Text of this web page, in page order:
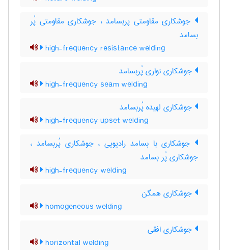
جوشکاری مقاومتی پربسامد ، جوشکاری مقاومتی پُر
بسامد
high-frequency resistance welding
جوشکاری نواری پُربسامد
high-frequency seam welding
جوشکاری لهیده پُربسامد
high-frequency upset welding
جوشکاری با بسامد رادیویی ، جوشکاری پُربسامد ،
جوشکاری پُر بسامد
high-frequency welding
جوشکاری همگن
homogeneous welding
جوشکاری افقی
horizontal welding